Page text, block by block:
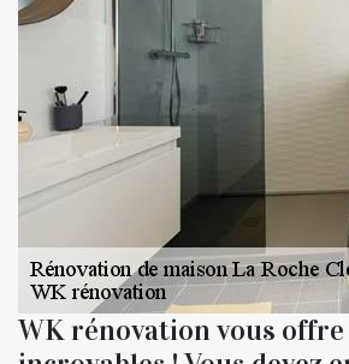
WK rénovation vous